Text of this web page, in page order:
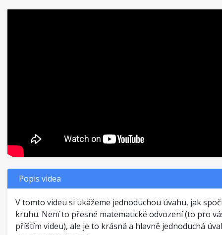
Popis videa
V tomto videu si ukážeme jednoduchou úvahu, jak
kruhu. Není to přesné matematické odvození (to pro
příštím videu), ale je to krásná a hlavně jednoduchá